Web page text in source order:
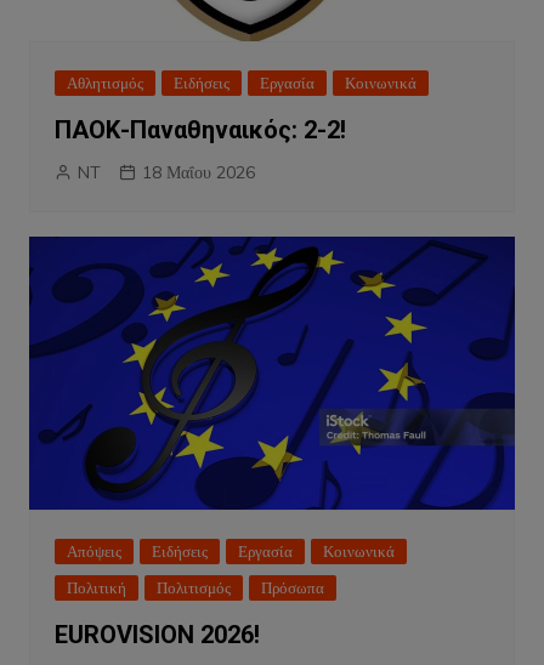
Αθλητισμός Ειδήσεις Εργασία Κοινωνικά
ΠΑΟΚ-Παναθηναικός: 2-2!
NT 18 Μαΐου 2026
Απόψεις Ειδήσεις Εργασία
Κοινωνικά
Πολιτική
Πολιτισμός Πρόσωπα
EUROVISION 2026!